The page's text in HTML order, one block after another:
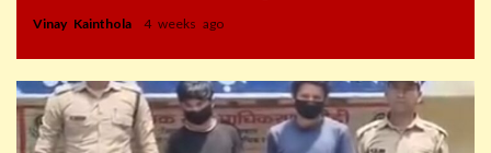
Vinay Kainthola 4 weeks ago